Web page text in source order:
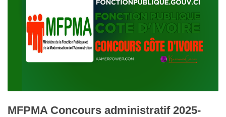
MFPMA Concours administratif 2025-